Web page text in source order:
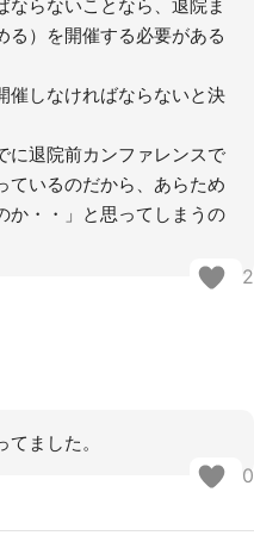
らないことなら、退院ま
る）を開催する必要がある
催しなければならないと決
に退院前カンファレンスで
ているのだから、あらため
か・・」と思ってしまうの
2
ました。
0